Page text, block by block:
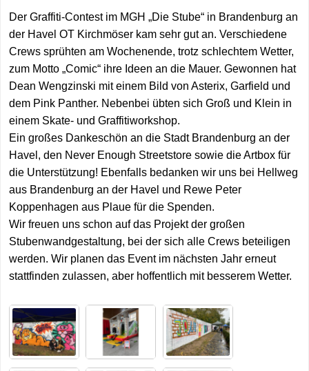
Anregungen
Alle Standorte
Der Graffiti-Contest im MGH „Die Stube“ in Brandenburg an
der Havel OT Kirchmöser kam sehr gut an. Verschiedene
Crews sprühten am Wochenende, trotz schlechtem Wetter,
zum Motto „Comic“ ihre Ideen an die Mauer. Gewonnen hat
Dean Wengzinski mit einem Bild von Asterix, Garfield und
dem Pink Panther. Nebenbei übten sich Groß und Klein in
einem Skate- und Graffitiworkshop.
Ein großes Dankeschön an die Stadt Brandenburg an der
Havel, den Never Enough Streetstore sowie die Artbox für
die Unterstützung! Ebenfalls bedanken wir uns bei Hellweg
aus Brandenburg an der Havel und Rewe Peter
Koppenhagen aus Plaue für die Spenden.
Wir freuen uns schon auf das Projekt der großen
Stubenwandgestaltung, bei der sich alle Crews beteiligen
werden. Wir planen das Event im nächsten Jahr erneut
stattfinden zulassen, aber hoffentlich mit besserem Wetter.